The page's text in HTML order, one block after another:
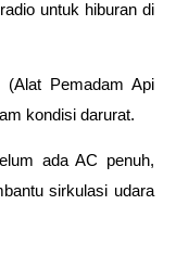
untuk hiburan di
(Alat Pemadam Api
kondisi darurat.
ada AC penuh,
sirkulasi udara